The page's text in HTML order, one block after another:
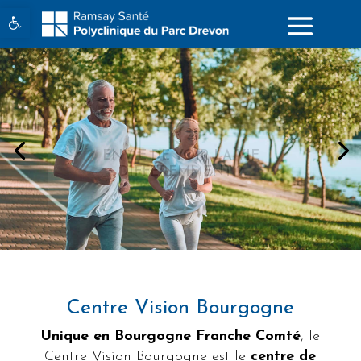
Ouvrir la barre d’outils
ENVIE DE VOIR LA VIE
DIFFÉREMMENT ?
Centre Vision Bourgogne
Unique en Bourgogne Franche Comté, le
Centre Vision Bourgogne est le centre de